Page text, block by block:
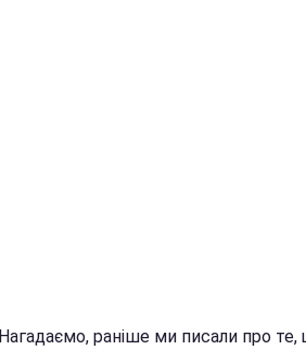
Нагадаємо, раніше ми писали про те,